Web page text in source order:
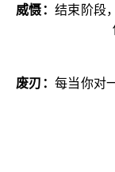
威慑： 结束阶段
废刃： 每当你对